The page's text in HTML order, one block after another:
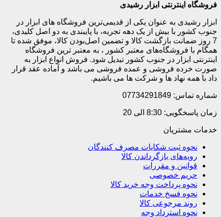
فروشگاه اینترنتی ابزار رشیدی
ابزار رشیدی به عنوان یکی از قدیمی‌ترین فروشگاه های ابزار در
جنوب کشور با بیش از یک دهه تجربه، با پایبندی به دو اصل کلیدی،
7 روز ضمانت بازگشت کالا و تضمین اصل‌بودن کالا، موفق شده تا
همگام با فروشگاه‌های معتبر کشور ، به معتبر ترین فروشگاه
اینترنتی ابزار در جنوب کشور تبدیل شود. فروش انواع ابزار به
صورت خرده فروشی و عمده فروشی می باشد و آماده عقد قرار
داد با همه نهاد ها و شرکت ها می باشیم.
شماره تماس: 07734291849
زمان پاسخگویی: 8:30 الی 20
خدمات مشتریان
نحوه ثبت شکایات مصرف کنندگان
رویه‌های بازگرداندن کالا
قوانین و مقررات
حریم خصوصی
نحوه پرداخت وجه خرید کالا
نحوه فسخ خدمات
روند مرجوعی کالا
نحوه استرداد وجه